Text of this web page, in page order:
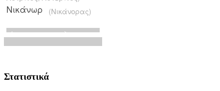
Στατιστικά